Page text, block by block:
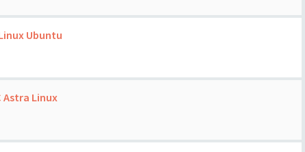
Ubuntu
Astra Linux